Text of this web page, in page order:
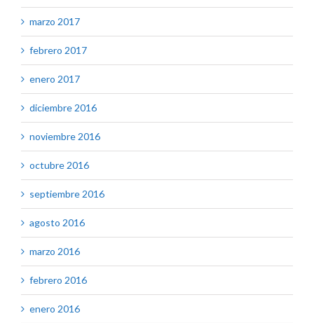
marzo 2017
febrero 2017
enero 2017
diciembre 2016
noviembre 2016
octubre 2016
septiembre 2016
agosto 2016
marzo 2016
febrero 2016
enero 2016